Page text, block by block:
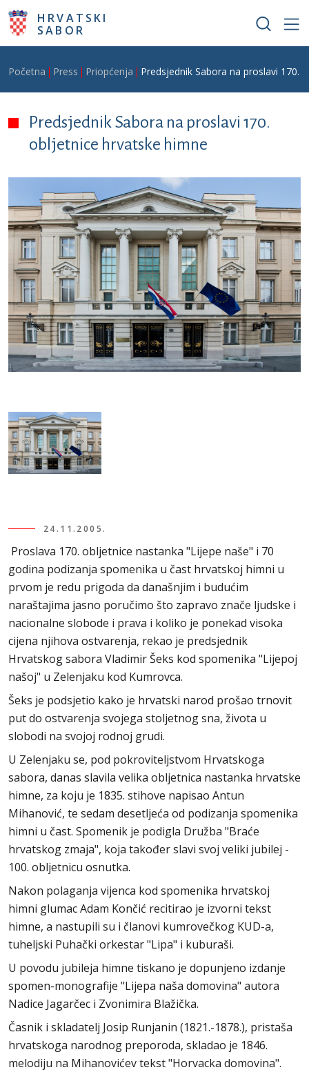
Skoči na glavni sadržaj
HRVATSKI
SABOR
Breadcrumb
Početna Press Priopćenja Predsjednik Sabora na proslavi 170.
Predsjednik Sabora na proslavi 170.
obljetnice hrvatske himne
24.11.2005.
Proslava 170. obljetnice nastanka "Lijepe naše" i 70
godina podizanja spomenika u čast hrvatskoj himni u
prvom je redu prigoda da današnjim i budućim
naraštajima jasno poručimo što zapravo znače ljudske i
nacionalne slobode i prava i koliko je ponekad visoka
cijena njihova ostvarenja, rekao je predsjednik
Hrvatskog sabora Vladimir Šeks kod spomenika "Lijepoj
našoj" u Zelenjaku kod Kumrovca.
Šeks je podsjetio kako je hrvatski narod prošao trnovit
put do ostvarenja svojega stoljetnog sna, života u
slobodi na svojoj rodnoj grudi.
U Zelenjaku se, pod pokroviteljstvom Hrvatskoga
sabora, danas slavila velika obljetnica nastanka hrvatske
himne, za koju je 1835. stihove napisao Antun
Mihanović, te sedam desetljeća od podizanja spomenika
himni u čast. Spomenik je podigla Družba "Braće
hrvatskog zmaja", koja također slavi svoj veliki jubilej -
100. obljetnicu osnutka.
Nakon polaganja vijenca kod spomenika hrvatskoj
himni glumac Adam Končić recitirao je izvorni tekst
himne, a nastupili su i članovi kumrovečkog KUD-a,
tuheljski Puhački orkestar "Lipa" i kuburaši.
U povodu jubileja himne tiskano je dopunjeno izdanje
spomen-monografije "Lijepa naša domovina" autora
Nadice Jagarčec i Zvonimira Blažička.
Časnik i skladatelj Josip Runjanin (1821.-1878.), pristaša
hrvatskoga narodnog preporoda, skladao je 1846.
melodiju na Mihanovićev tekst "Horvacka domovina".